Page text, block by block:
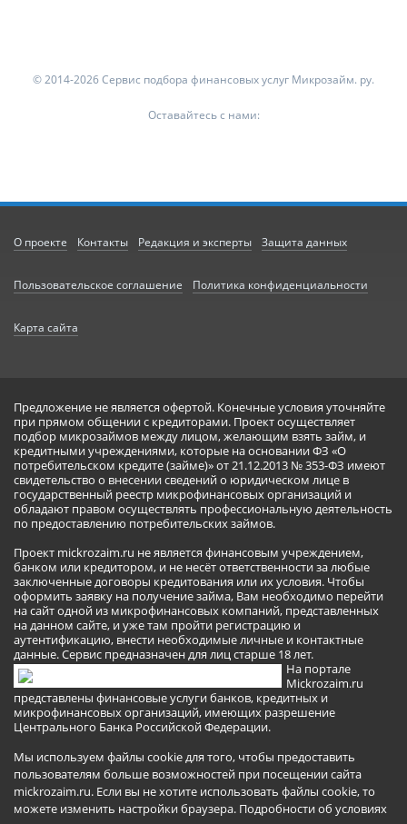
© 2014-2026 Сервис подбора финансовых услуг Микрозайм. ру.
Оставайтесь с нами:
О проекте Контакты Редакция и эксперты Защита данных
Пользовательское соглашение Политика конфиденциальности
Карта сайта
Предложение не является офертой. Конечные условия уточняйте
при прямом общении с кредиторами. Проект осуществляет
подбор микрозаймов между лицом, желающим взять займ, и
кредитными учреждениями, которые на основании ФЗ «О
потребительском кредите (займе)» от 21.12.2013 № 353-ФЗ имеют
свидетельство о внесении сведений о юридическом лице в
государственный реестр микрофинансовых организаций и
обладают правом осуществлять профессиональную деятельность
по предоставлению потребительских займов.
Проект mickrozaim.ru не является финансовым учреждением,
банком или кредитором, и не несёт ответственности за любые
заключенные договоры кредитования или их условия. Чтобы
оформить заявку на получение займа, Вам необходимо перейти
на сайт одной из микрофинансовых компаний, представленных
на данном сайте, и уже там пройти регистрацию и
аутентификацию, внести необходимые личные и контактные
данные. Сервис предназначен для лиц старше 18 лет.
На портале
Mickrozaim.ru
представлены финансовые услуги банков, кредитных и
микрофинансовых организаций, имеющих разрешение
Центрального Банка Российской Федерации.
Мы используем файлы cookie для того, чтобы предоставить
пользователям больше возможностей при посещении сайта
mickrozaim.ru. Если вы не хотите использовать файлы cookie, то
можете изменить настройки браузера. Подробности об условиях